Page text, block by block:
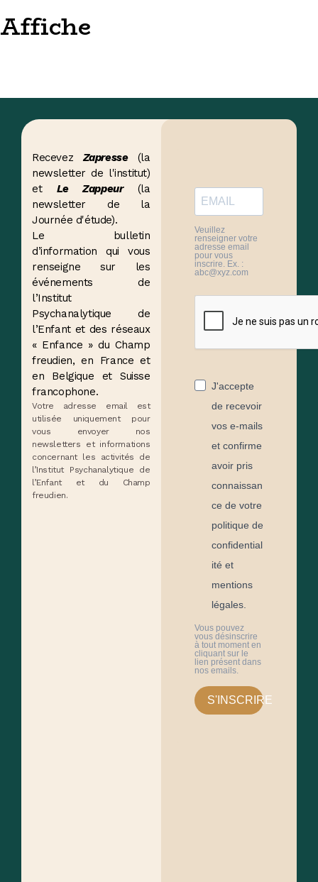
Affiche
Recevez Zapresse(la
newsletter de l'institut)
et Le Zappeur(la
newsletter de la
Journée d'étude).
Le bulletin
d’information qui vous
renseigne sur les
événements de
l’Institut
Psychanalytique de
l’Enfant et des réseaux
« Enfance » du Champ
freudien, en France et
en Belgique et Suisse
francophone.
Votre adresse email est
utilisée uniquement pour
vous envoyer nos
newsletters et informations
concernant les activités de
l’Institut Psychanalytique de
l’Enfant et du Champ
freudien.
Veuillez
renseigner votre
adresse email
pour vous
inscrire. Ex. :
abc@xyz.com
J'accepte
de recevoir
vos e-mails
et confirme
avoir pris
connaissan
ce de votre
politique de
confidential
ité et
mentions
légales.
Vous pouvez
vous désinscrire
à tout moment en
cliquant sur le
lien présent dans
nos emails.
S'INSCRIRE